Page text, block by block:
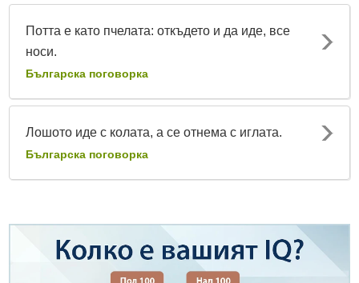
Потта е като пчелата: откъдето и да иде, все
носи.
Българска поговорка
Лошото иде с колата, а се отнема с иглата.
Българска поговорка